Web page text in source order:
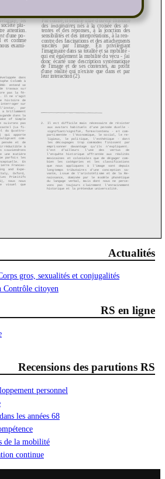
Actualités
gros, sexualités et conjugalités
Contrôle citoyen
RS en ligne
Recensions des parutions RS
personnel
les années 68
de la mobilité
continue